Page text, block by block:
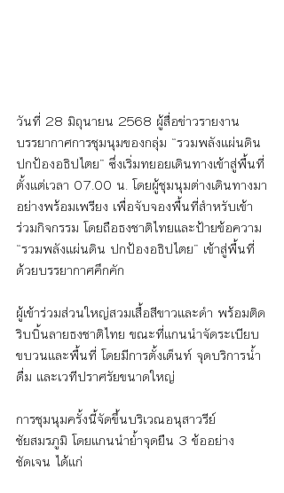
วันที่ 28 มิถุนายน 2568 ผู้สื่อข่าวรายงาน
บรรยากาศการชุมนุมของกลุ่ม “รวมพลังแผ่นดิน
ปกป้องอธิปไตย” ซึ่งเริ่มทยอยเดินทางเข้าสู่พื้นที่
ตั้งแต่เวลา 07.00 น. โดยผู้ชุมนุมต่างเดินทางมา
อย่างพร้อมเพรียง เพื่อจับจองพื้นที่สำหรับเข้า
ร่วมกิจกรรม โดยถือธงชาติไทยและป้ายข้อความ
“รวมพลังแผ่นดิน ปกป้องอธิปไตย” เข้าสู่พื้นที่
ด้วยบรรยากาศคึกคัก
ผู้เข้าร่วมส่วนใหญ่สวมเสื้อสีขาวและดำ พร้อมติด
ริบบิ้นลายธงชาติไทย ขณะที่แกนนำจัดระเบียบ
ขบวนและพื้นที่ โดยมีการตั้งเต็นท์ จุดบริการน้ำ
ดื่ม และเวทีปราศรัยขนาดใหญ่
การชุมนุมครั้งนี้จัดขึ้นบริเวณอนุสาวรีย์
ชัยสมรภูมิ โดยแกนนำย้ำจุดยืน 3 ข้ออย่าง
ชัดเจน ได้แก่